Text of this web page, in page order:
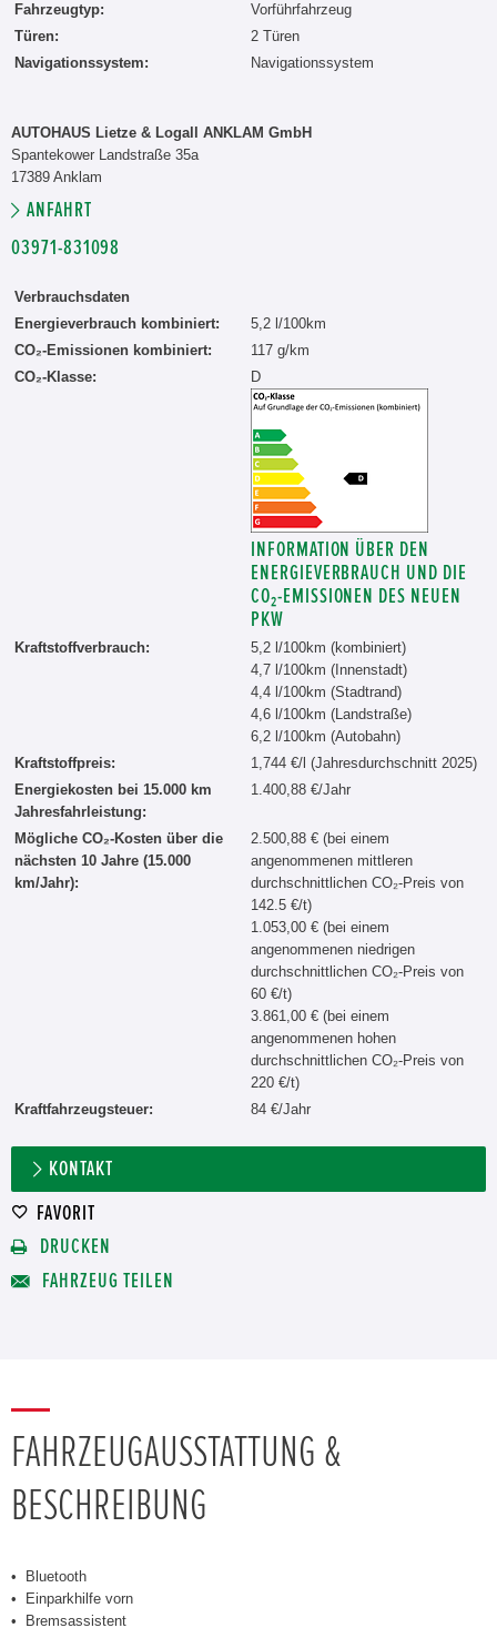
Fahrzeugtyp:
Vorführfahrzeug
Türen:
2 Türen
Navigationssystem:
Navigationssystem
AUTOHAUS Lietze & Logall ANKLAM GmbH
Spantekower Landstraße 35a
17389 Anklam
ANFAHRT
03971-831098
Verbrauchsdaten
Energieverbrauch kombiniert:
5,2 l/100km
CO₂-Emissionen kombiniert:
117 g/km
CO₂-Klasse:
D
INFORMATION ÜBER DEN
ENERGIEVERBRAUCH UND DIE
CO₂-EMISSIONEN DES NEUEN
PKW
Kraftstoffverbrauch:
5,2 l/100km (kombiniert)
4,7 l/100km (Innenstadt)
4,4 l/100km (Stadtrand)
4,6 l/100km (Landstraße)
6,2 l/100km (Autobahn)
Kraftstoffpreis:
1,744 €/l (Jahresdurchschnitt 2025)
Energiekosten bei 15.000 km
Jahresfahrleistung:
1.400,88 €/Jahr
Mögliche CO₂-Kosten über die
nächsten 10 Jahre (15.000
km/Jahr):
2.500,88 € (bei einem
angenommenen mittleren
durchschnittlichen CO₂-Preis von
142.5 €/t)
1.053,00 € (bei einem
angenommenen niedrigen
durchschnittlichen CO₂-Preis von
60 €/t)
3.861,00 € (bei einem
angenommenen hohen
durchschnittlichen CO₂-Preis von
220 €/t)
Kraftfahrzeugsteuer:
84 €/Jahr
KONTAKT
FAVORIT
DRUCKEN
FAHRZEUG TEILEN
FAHRZEUGAUSSTATTUNG &
BESCHREIBUNG
Bluetooth
Einparkhilfe vorn
Bremsassistent